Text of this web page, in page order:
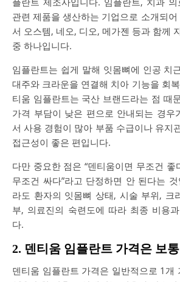
관련 제품을 생산하는 기업으로 소개되
서 오스템, 네오, 디오, 메가젠 등과 함께
중 하나입니다.
임플란트는 쉽게 말해 잇몸뼈에 인공 치
대주와 크라운을 연결해 치아 기능을 회
티움 임플란트는 국산 브랜드라는 점 때
가격 부담이 낮은 편으로 안내되는 경우
서 사용 경험이 많아 부품 수급이나 유지
접근성이 좋은 편입니다.
다만 중요한 점은 “덴티움이면 무조건 좋
무조건 싸다”라고 단정하면 안 된다는
라도 환자의 잇몸뼈 상태, 시술 부위, 크
부, 의료진의 숙련도에 따라 최종 비용
다.
2. 덴티움 임플란트 가격은 보
덴티움 임플란트 가격은 일반적으로 1개